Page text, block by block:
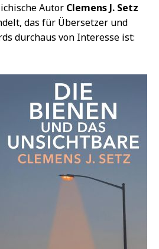
Autor Clemens J. Setz
das für Übersetzer und
durchaus von Interesse ist: